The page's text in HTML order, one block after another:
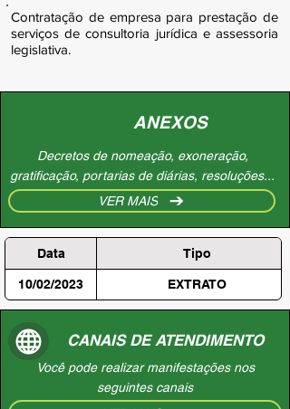
Contratação de empresa para prestação de
serviços de consultoria jurídica e assessoria
legislativa.
ANEXOS
Decretos de nomeação, exoneração,
gratificação, portarias de diárias, resoluções...
VER MAIS
Data Tipo
10/02/2023 EXTRATO
CANAIS DE ATENDIMENTO
Você pode realizar manifestações nos
seguintes canais